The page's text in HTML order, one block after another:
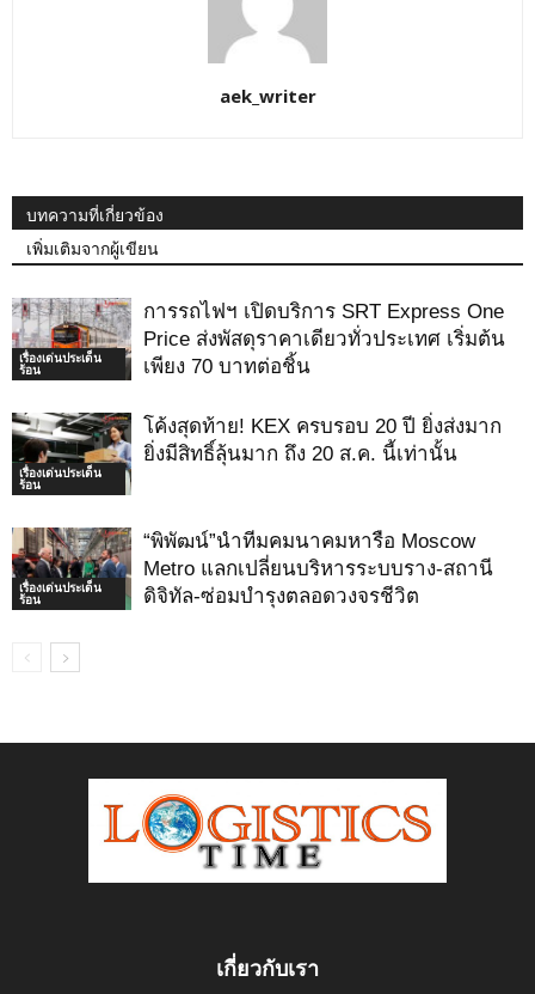
aek_writer
บทความที่เกี่ยวข้อง
เพิ่มเติมจากผู้เขียน
เรื่องเด่นประเด็น
ร้อน
การรถไฟฯ เปิดบริการ SRT Express One
Price ส่งพัสดุราคาเดียวทั่วประเทศ เริ่มต้น
เพียง 70 บาทต่อชิ้น
เรื่องเด่นประเด็น
ร้อน
โค้งสุดท้าย! KEX ครบรอบ 20 ปี ยิ่งส่งมาก
ยิ่งมีสิทธิ์ลุ้นมาก ถึง 20 ส.ค. นี้เท่านั้น
เรื่องเด่นประเด็น
ร้อน
“พิพัฒน์”นำทีมคมนาคมหารือ Moscow
Metro แลกเปลี่ยนบริหารระบบราง-สถานี
ดิจิทัล-ซ่อมบำรุงตลอดวงจรชีวิต
เกี่ยวกับเรา